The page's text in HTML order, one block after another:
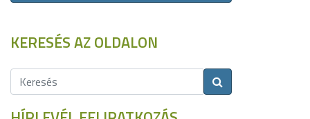
KERESÉS AZ OLDALON